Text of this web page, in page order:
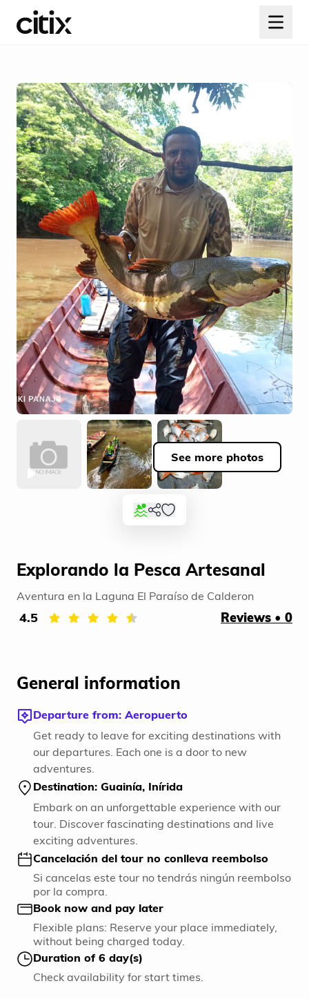
See more photos
Explorando la Pesca Artesanal
Aventura en la Laguna El Paraíso de Calderon
4.5 Reviews • 0
General information
Departure from: Aeropuerto
Get ready to leave for exciting destinations with
our departures. Each one is a door to new
adventures.
Destination: Guainía, Inírida
Embark on an unforgettable experience with our
tour. Discover fascinating destinations and live
exciting adventures.
Cancelación del tour no conlleva reembolso
Si cancelas este tour no tendrás ningún reembolso
por la compra.
Book now and pay later
Flexible plans: Reserve your place immediately,
without being charged today.
Duration of 6 day(s)
Check availability for start times.